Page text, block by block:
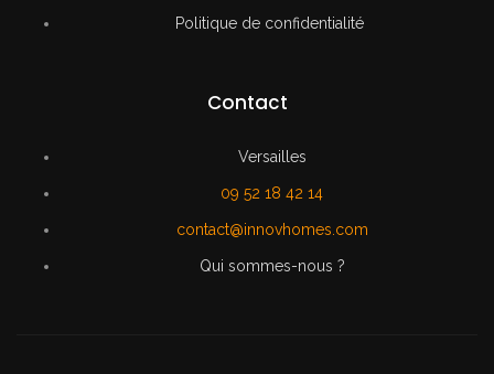
Politique de confidentialité
Contact
Versailles
09 52 18 42 14
contact@innovhomes.com
Qui sommes-nous ?